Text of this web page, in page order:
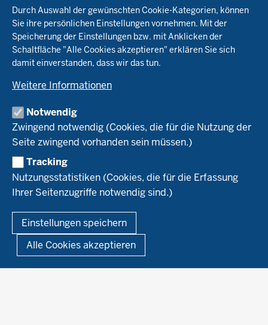
Durch Auswahl der gewünschten Cookie-Kategorien, können
Sie ihre persönlichen Einstellungen vornehmen. Mit der
Speicherung der Einstellungen bzw. mit Anklicken der
Schaltfläche "Alle Cookies akzeptieren" erklären Sie sich
damit einverstanden, dass wir das tun.
Weitere Informationen
Notwendig
Zwingend notwendig (Cookies, die für die Nutzung der
Seite zwingend vorhanden sein müssen.)
Tracking
Nutzungsstatistiken (Cookies, die für die Erfassung
Ihrer Seitenzugriffe notwendig sind.)
Einstellungen speichern
Alle Cookies akzeptieren
Öko-Modellregionen NRW
Pflanzenbau
Tierhaltung
Markt
Umstellung
Recht
Beratung
Landwirtschaftskammer NRW
Bioland
Naturland
Versuche
Leitbetriebe Ökologischer Landbau
Versuchsbetriebe
WRRL-Modellbetriebe
Kontakte Versuchswesen
Aktuelles
Arbeitsschwerpunkte
Ökoschule in Kleve
Ausbildungsbetriebe
Berufsausbildung
Forschung
Projekte Ökoteam
Forschungsergebnisse
Service
Kontakt
Newsletter
Demonstrationsbetriebe Ökologischer Landbau
Links
Fußzeile
Impressum Datenschutzerklärung